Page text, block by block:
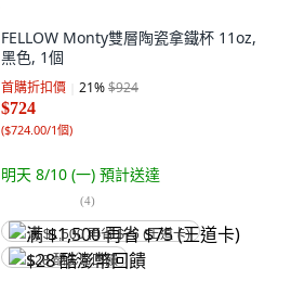
FELLOW Monty雙層陶瓷拿鐵杯 11oz,
黑色, 1個
首購折扣價 21%$924
$724
($724.00/1個)
明天 8/10 (一) 預計送達
(4)
满 $1,500 再省 $75 (王道卡)
$28 酷澎幣回饋